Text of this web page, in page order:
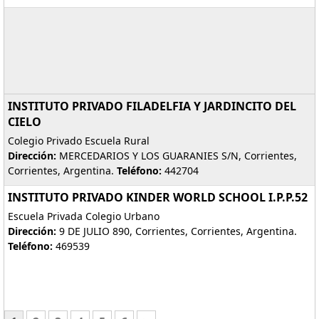
INSTITUTO PRIVADO FILADELFIA Y JARDINCITO DEL
CIELO
Colegio Privado Escuela Rural
Dirección: MERCEDARIOS Y LOS GUARANIES S/N, Corrientes,
Corrientes, Argentina. Teléfono: 442704
INSTITUTO PRIVADO KINDER WORLD SCHOOL I.P.P.52
Escuela Privada Colegio Urbano
Dirección: 9 DE JULIO 890, Corrientes, Corrientes, Argentina.
Teléfono: 469539